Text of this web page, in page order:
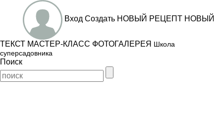
Вход Создать НОВЫЙ РЕЦЕПТ НОВЫЙ
ТЕКСТ МАСТЕР-КЛАСС ФОТОГАЛЕРЕЯ Школа
суперсадовника
Поиск